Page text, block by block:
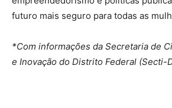
futuro mais seguro para todas as
*Com informações da Secretaria de
e Inovação do Distrito Federal (Secti-